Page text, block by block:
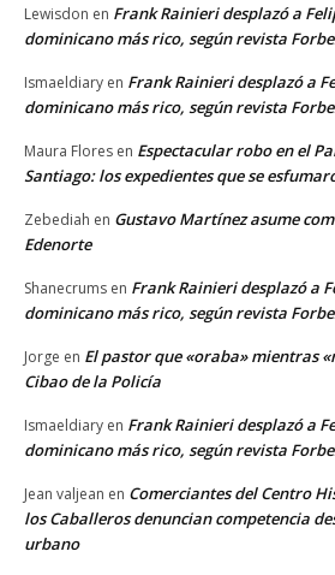
Lewisdon en Frank Rainieri desplazó a
dominicano más rico, según revista
Ismaeldiary en Frank Rainieri desplazó a
dominicano más rico, según revista
Maura Flores en Espectacular robo en el
Santiago: los expedientes que se
Zebediah en Gustavo Martínez asume
Edenorte
Shanecrums en Frank Rainieri desplazó a
dominicano más rico, según revista
Jorge en El pastor que «oraba» mientras
Cibao de la Policía
Ismaeldiary en Frank Rainieri desplazó a
dominicano más rico, según revista
Jean valjean en Comerciantes del Centro
los Caballeros denuncian competencia
urbano